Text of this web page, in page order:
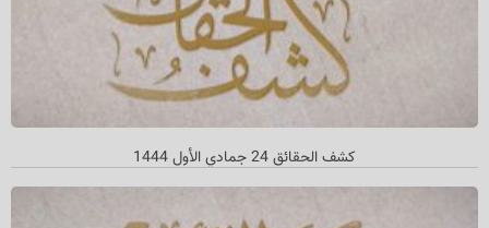
کشف الحقائق 24 جمادي الأول 1444